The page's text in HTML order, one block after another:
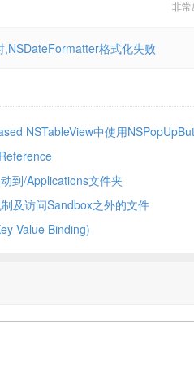
非常
,NSDateFormatter格式化失败
NSTableView中使用
到/Applications文件夹
及访问Sandbox之外的文件
Value Binding)